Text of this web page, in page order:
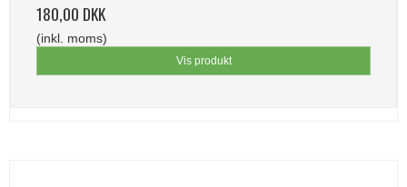
180,00 DKK
(inkl. moms)
Vis produkt